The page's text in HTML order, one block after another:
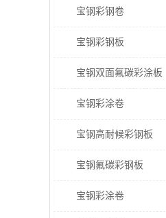
宝钢彩钢卷
宝钢彩钢板
宝钢双面氟碳彩涂板
宝钢彩涂卷
宝钢高耐候彩钢板
宝钢氟碳彩钢板
宝钢彩涂卷